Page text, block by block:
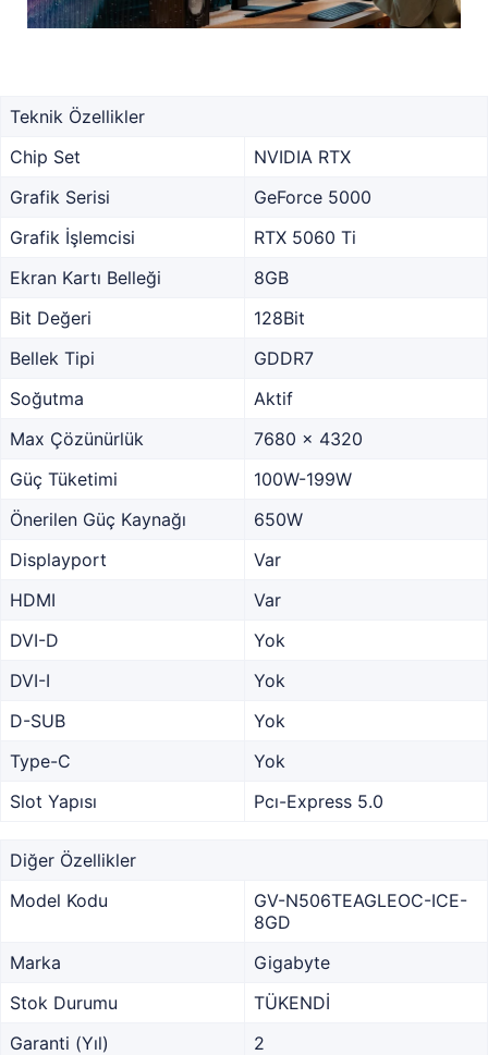
Teknik Özellikler
Chip Set
NVIDIA RTX
Grafik Serisi
GeForce 5000
Grafik İşlemcisi
RTX 5060 Ti
Ekran Kartı Belleği
8GB
Bit Değeri
128Bit
Bellek Tipi
GDDR7
Soğutma
Aktif
Max Çözünürlük
7680 x 4320
Güç Tüketimi
100W-199W
Önerilen Güç Kaynağı
650W
Displayport
Var
HDMI
Var
DVI-D
Yok
DVI-I
Yok
D-SUB
Yok
Type-C
Yok
Slot Yapısı
Pcı-Express 5.0
Diğer Özellikler
Model Kodu
GV-N506TEAGLEOC-ICE-
8GD
Marka
Gigabyte
Stok Durumu
TÜKENDİ
Garanti (Yıl)
2